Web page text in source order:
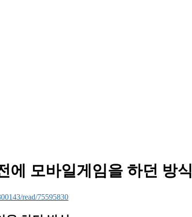
에 모바일게임을 하던 방식
read/75595830